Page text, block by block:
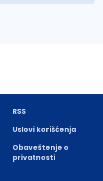
RSS
Uslovi korišćenja
Obaveštenje o
privatnosti